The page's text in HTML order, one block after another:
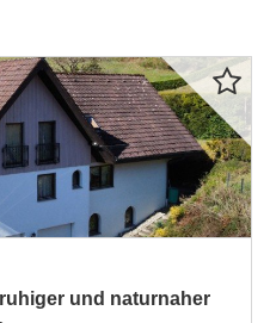
und naturnaher